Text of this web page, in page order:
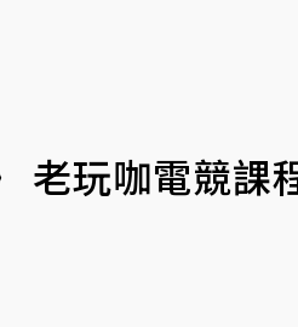
老玩咖電競課